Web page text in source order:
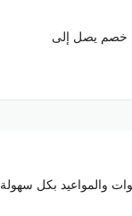
خصم يصل إلى
والمواعيد بكل سهولة